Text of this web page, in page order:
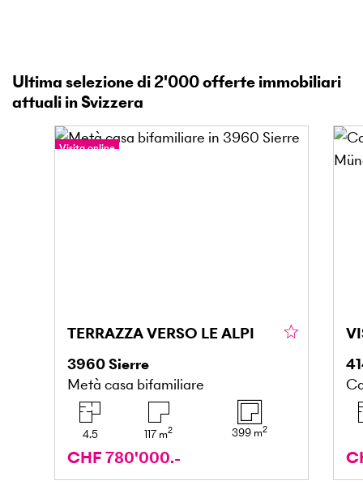
Ultima selezione di2'000offerte immobiliari
attuali in Svizzera
Visita online
TERRAZZA VERSO LE ALPI
3960Sierre
Metà casa bifamiliare
4.5 117 m2 399 m2
CHF 780'000.-